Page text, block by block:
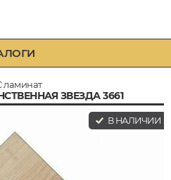
ламинат
ЗВЕЗДА 3661
В НАЛИЧИИ